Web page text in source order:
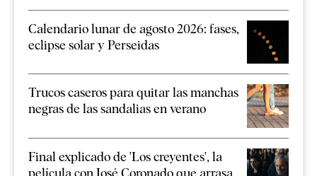
Calendario lunar de agosto 2026: fases,
eclipse solar y Perseidas
Trucos caseros para quitar las manchas
negras de las sandalias en verano
Final explicado de 'Los creyentes', la
película con José Coronado que arrasa